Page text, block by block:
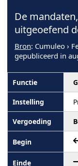
De
uitgeoefend
Bron: Cumuleo ›
gepubliceerd in